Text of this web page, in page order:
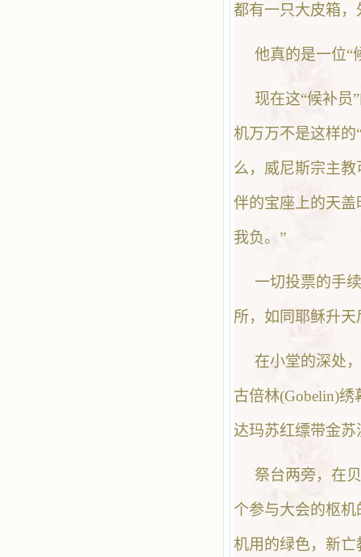
都有一只大皮箱
他真的是一位“
现在这“候补员
机万万不是这样的
么，威尼斯宗主
伴的宝座上的天
我负。”
一切投票的手
所，如同耶稣升
在小堂的深处
古倍林(Gobelin)
达玛苏红缥带金
祭台两旁，在
个参与大会的枢
机用的绿色，新